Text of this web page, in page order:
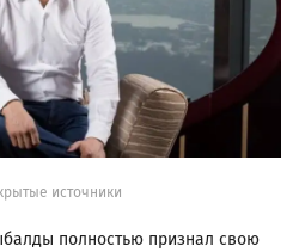
источники
полностью признал свою